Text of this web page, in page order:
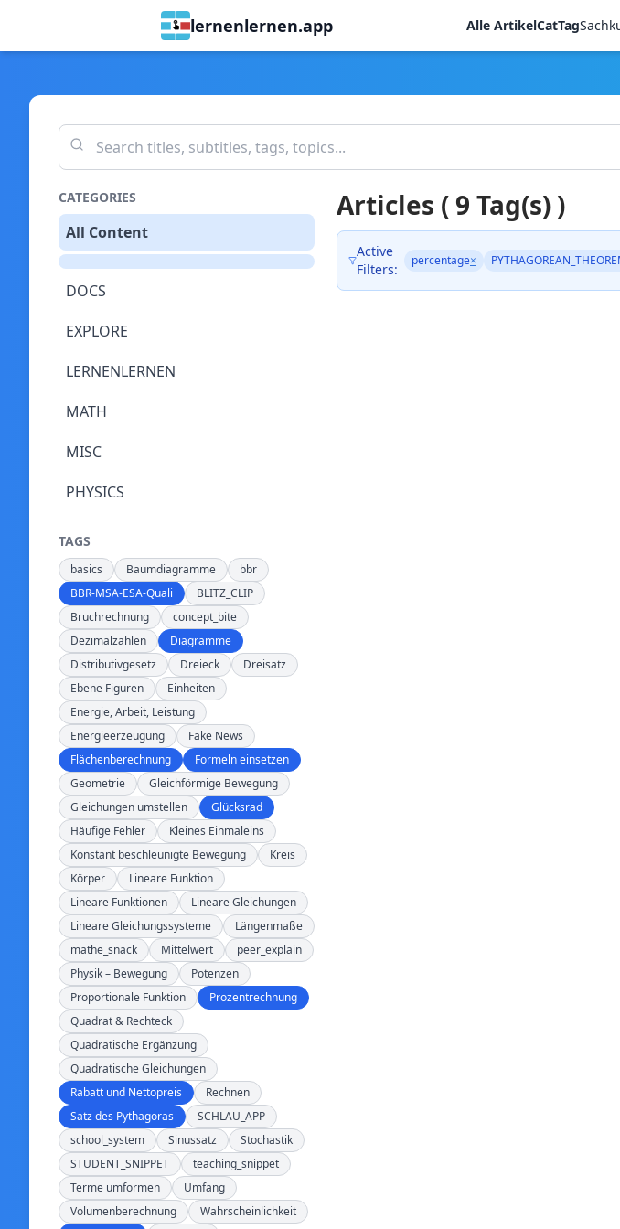
lernenlernen.app Alle ArtikelCatTag
CATEGORIES
All Content
DOCS
EXPLORE
LERNENLERNEN
MATH
MISC
PHYSICS
TAGS
basics Baumdiagramme
bbr
BBR-MSA-ESA-Quali
BLITZ_CLIP
Bruchrechnung
concept_bite
Dezimalzahlen
Diagramme
Distributivgesetz
Dreieck
Dreisatz
Ebene Figuren
Einheiten
Energie, Arbeit, Leistung
Energieerzeugung
Fake News
Flächenberechnung
Formeln einsetzen
Geometrie
Gleichförmige Bewegung
Gleichungen umstellen
Glücksrad
Häufige Fehler
Kleines Einmaleins
Konstant beschleunigte Bewegung
Kreis
Körper
Lineare Funktion
Lineare Funktionen
Lineare Gleichungen
Lineare Gleichungssysteme
Längenmaße
mathe_snack
Mittelwert
peer_explain
Physik – Bewegung
Potenzen
Proportionale Funktion
Prozentrechnung
Quadrat & Rechteck
Quadratische Ergänzung
Quadratische Gleichungen
Rabatt und Nettopreis
Rechnen
Satz des Pythagoras
SCHLAU_APP
school_system
Sinussatz
Stochastik
STUDENT_SNIPPET
teaching_snippet
Terme umformen
Umfang
Volumenberechnung
Wahrscheinlichkeit
Articles ( 9 Tag(s) )
Active
Filters:
percentage×